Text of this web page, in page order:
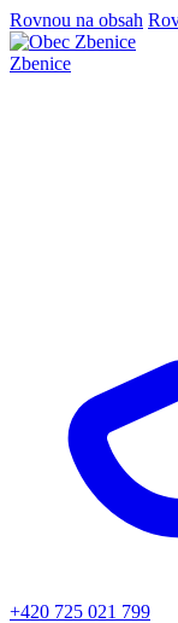
Rovnou na obsah
Zbenice
+420 725 021 799